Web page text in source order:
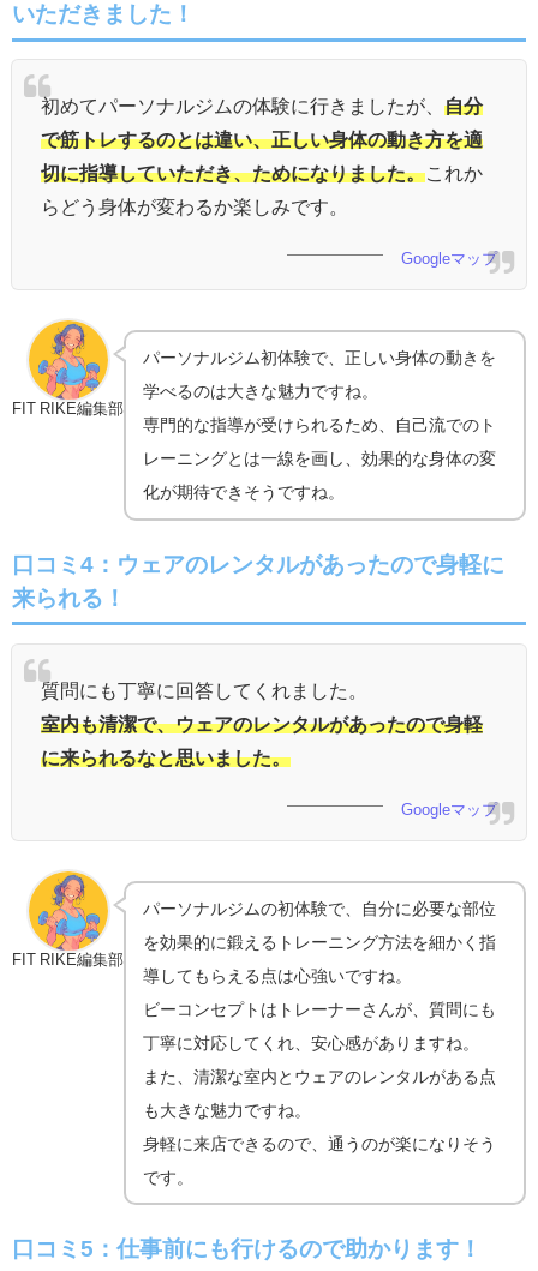
いただきました！
初めてパーソナルジムの体験に行きましたが、 自分
で筋トレするのとは違い、正しい身体の動き方を適
切に指導していただき、ためになりました。 これか
らどう身体が変わるか楽しみです。
Googleマップ
FIT RIKE編集部
パーソナルジム初体験で、正しい身体の動きを
学べるのは大きな魅力ですね。
専門的な指導が受けられるため、自己流でのト
レーニングとは一線を画し、効果的な身体の変
化が期待できそうですね。
口コミ4：ウェアのレンタルがあったので身軽に
来られる！
質問にも丁寧に回答してくれました。
室内も清潔で、ウェアのレンタルがあったので身軽
に来られるなと思いました。
Googleマップ
FIT RIKE編集部
パーソナルジムの初体験で、自分に必要な部位
を効果的に鍛えるトレーニング方法を細かく指
導してもらえる点は心強いですね。
ビーコンセプトはトレーナーさんが、質問にも
丁寧に対応してくれ、安心感がありますね。
また、清潔な室内とウェアのレンタルがある点
も大きな魅力ですね。
身軽に来店できるので、通うのが楽になりそう
です。
口コミ5：仕事前にも行けるので助かります！